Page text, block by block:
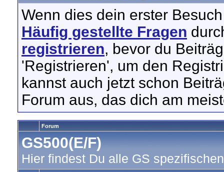
Wenn dies dein erster
Häufig gestellte Fragen
registrieren, bevor du
'Registrieren', um den
kannst auch jetzt schon
Forum aus, das dich am
Forum
GS500(E/F)
Hier findest Du alle GS